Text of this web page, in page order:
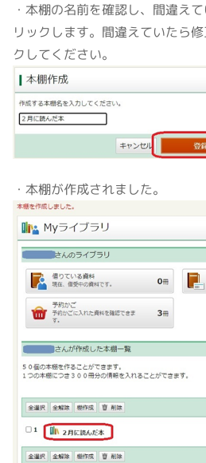
・本棚の名前を確認し、間違え
リックします。間違えていたら
クしてください。
・本棚が作成されました。